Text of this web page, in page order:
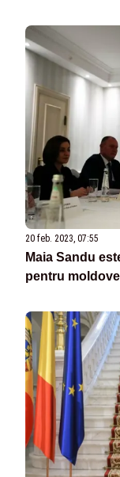
20 feb. 2023, 07:55
Maia Sandu
pentru